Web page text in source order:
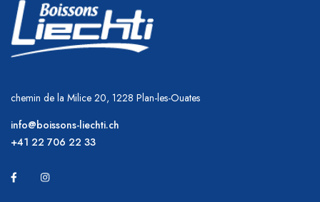
chemin de la Milice 20, 1228 Plan-les-Ouates
info@boissons-liechti.ch
+41 22 706 22 33